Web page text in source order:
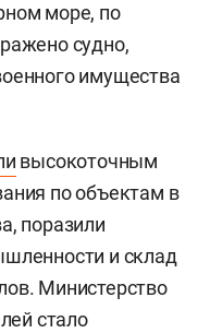
море, по
судно,
имущества
высокоточным
по объектам в
поразили
и склад
Министерство
стало